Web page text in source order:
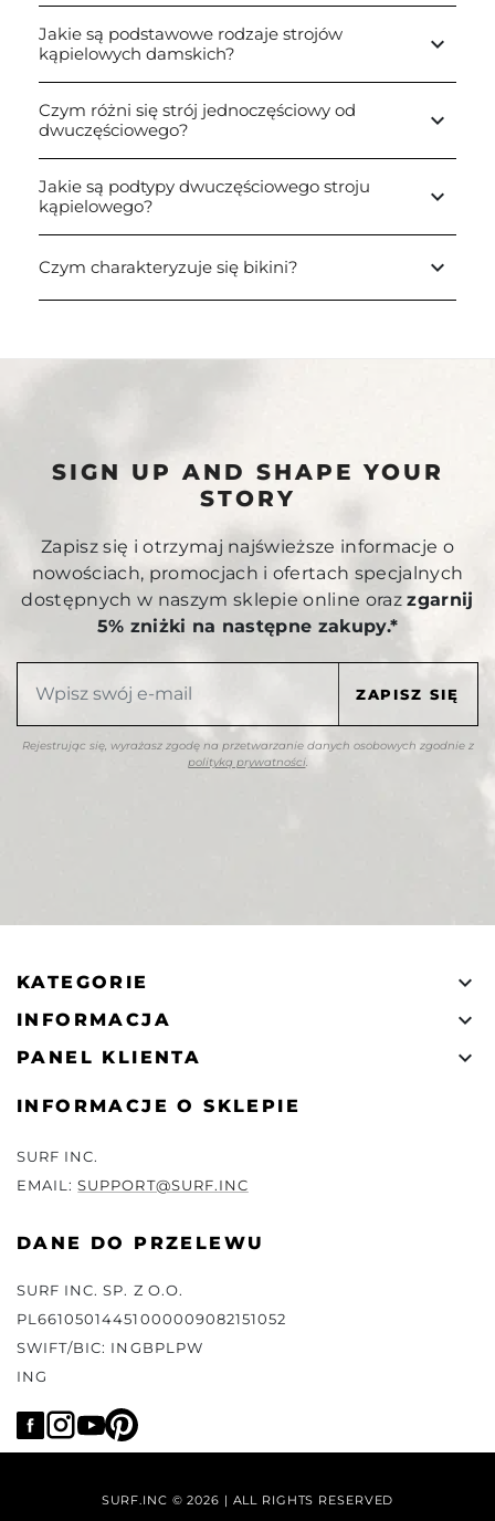
Jakie są podstawowe rodzaje strojów
kąpielowych damskich?
keyboard_arrow_down
Czym różni się strój jednoczęściowy od
dwuczęściowego?
keyboard_arrow_down
Jakie są podtypy dwuczęściowego stroju
kąpielowego?
keyboard_arrow_down
Czym charakteryzuje się bikini? keyboard_arrow_down
SIGN UP AND SHAPE YOUR
STORY
Zapisz się i otrzymaj najświeższe informacje o
nowościach, promocjach i ofertach specjalnych
dostępnych w naszym sklepie online orazzgarnij
5% zniżki na następne zakupy.*
Rejestrując się, wyrażasz zgodę na przetwarzanie danych osobowych zgodnie z
polityką prywatności.
KATEGORIE 
INFORMACJA 
PANEL KLIENTA 
INFORMACJE O SKLEPIE
SURF INC.
EMAIL:SUPPORT@SURF.INC
DANE DO PRZELEWU
SURF INC. SP. Z O.O.
PL66105014451000009082151052
SWIFT/BIC: INGBPLPW
ING
SURF.INC © 2026 | ALL RIGHTS RESERVED